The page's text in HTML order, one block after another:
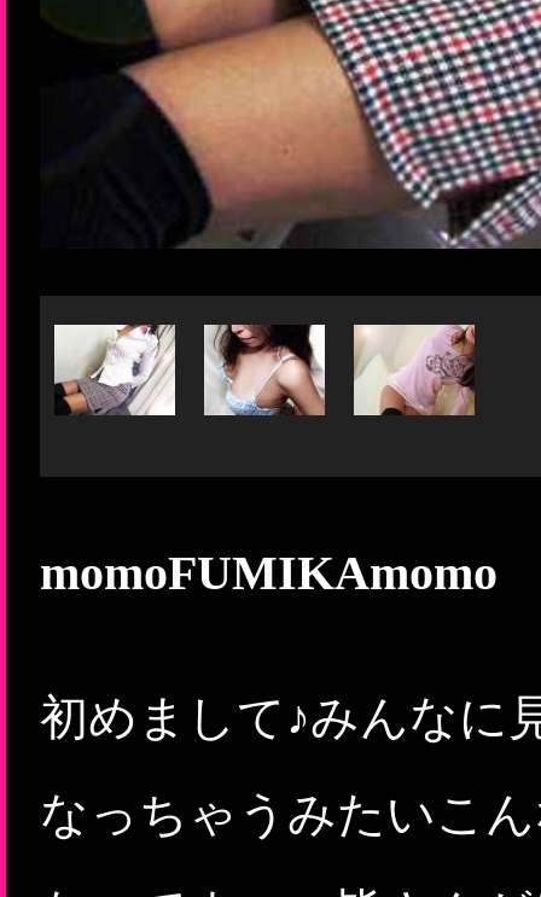
momoFUMIKAmomo
初めまして♪みんなに
なっちゃうみたいこ